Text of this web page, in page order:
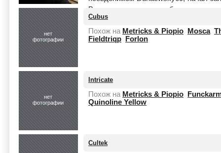
В то далекое время он больше
de...Читать целиком
нет
фотографии
Cubus
Похож на Metricks & Piopio Mosca
Fieldtriqp
Forlon
нет
фотографии
Intricate
Похож на Metricks & Piopio
Quinoline Yellow
Cultek